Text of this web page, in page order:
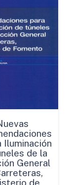
Iluminación
de la
General
de